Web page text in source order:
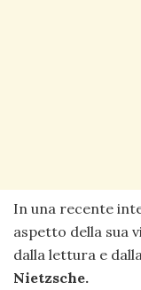
In una recente
aspetto della sua
dalla lettura e
Nietzsche.